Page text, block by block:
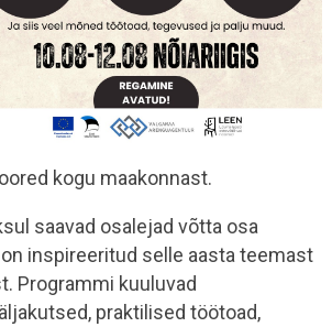
kogu maakonnast.
saavad osalejad võtta osa
inspireeritud selle aasta teemast
Programmi kuuluvad
praktilised töötoad,